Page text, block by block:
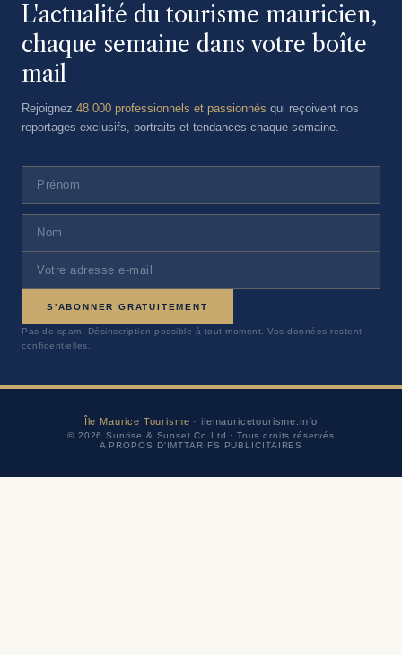
L'actualité du tourisme mauricien,
chaque semaine dans votre boîte
mail
Rejoignez 48 000 professionnels et passionnés qui reçoivent nos
reportages exclusifs, portraits et tendances chaque semaine.
S'ABONNER GRATUITEMENT
Pas de spam. Désinscription possible à tout moment. Vos données restent
confidentielles.
Île Maurice Tourisme · ilemauricetourisme.info
© 2026 Sunrise & Sunset Co Ltd · Tous droits réservés
A PROPOS D'IMTTARIFS PUBLICITAIRES